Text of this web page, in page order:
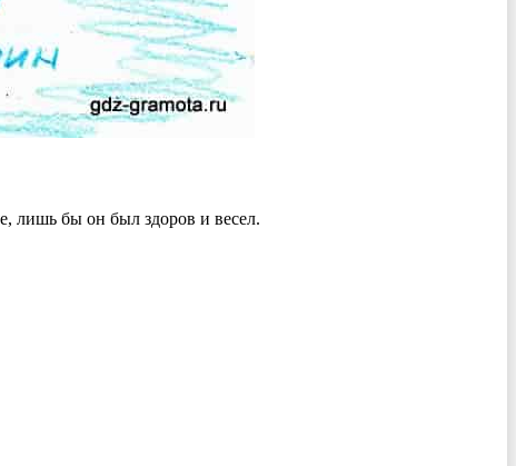
лишь бы он был здоров и весел.